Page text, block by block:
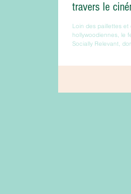
travers le
Loin des paillettes et
hollywoodiennes, le
Socially Relevant,